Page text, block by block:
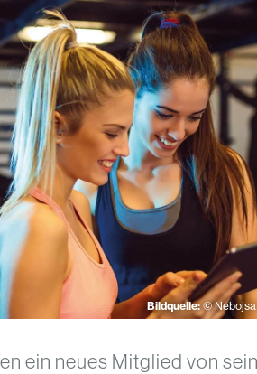
Bildquelle:©
ein neues Mitglied von